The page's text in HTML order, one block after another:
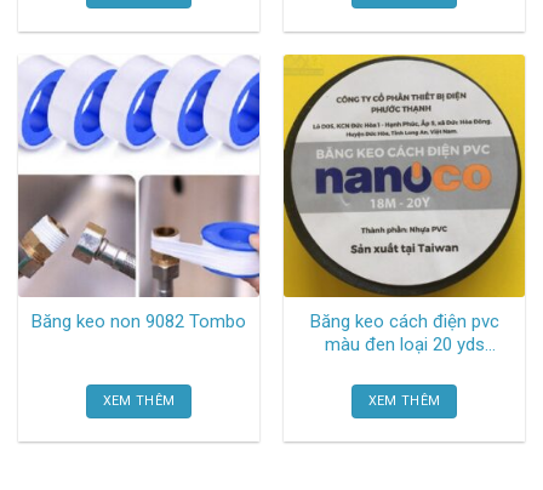
Băng keo non 9082 Tombo
XEM THÊM
Băng keo cách điện pvc
màu đen loại 20 yds
XEM THÊM